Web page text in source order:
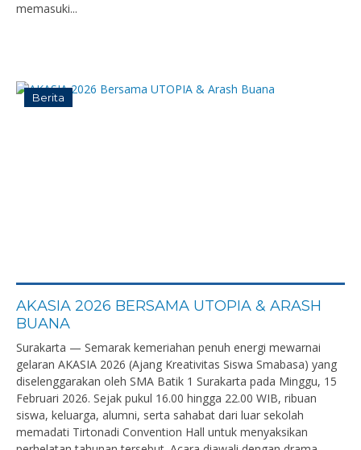
memasuki...
Berita
AKASIA 2026 BERSAMA UTOPIA & ARASH
BUANA
Surakarta — Semarak kemeriahan penuh energi mewarnai
gelaran AKASIA 2026 (Ajang Kreativitas Siswa Smabasa) yang
diselenggarakan oleh SMA Batik 1 Surakarta pada Minggu, 15
Februari 2026. Sejak pukul 16.00 hingga 22.00 WIB, ribuan
siswa, keluarga, alumni, serta sahabat dari luar sekolah
memadati Tirtonadi Convention Hall untuk menyaksikan